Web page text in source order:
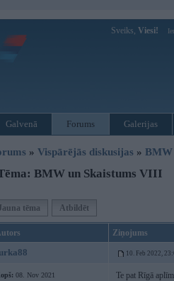
Sveiks, Viesi!
Galvenā Forums Galerijas
» Vispārējās diskusijas » BMW
BMW un Skaistums VIII
tēma Atbildēt
Ziņojums
10. Feb 2022,
08. Nov 2021
Te pat Rīgā